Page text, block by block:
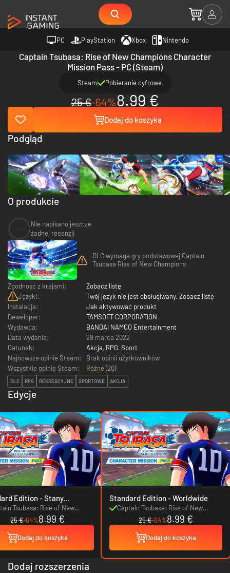
PC PlayStation Xbox Nintendo
Captain Tsubasa: Rise of New Champions Character
Mission Pass - PC (Steam)
Steam Pobieranie cyfrowe
25 €-64%8.99 €
Dodaj do koszyka
O produkcie
Nie napisano jeszcze
żadnej recenzji
DLC wymaga gry podstawowej Captain
Tsubasa Rise of New Champions
Zgodność z krajami:
Zobacz listę
Języki:
Twój język nie jest obsługiwany. Zobacz listę
Instalacja:
Jak aktywować produkt
Deweloper:
TAMSOFT CORPORATION
Wydawca:
BANDAI NAMCO Entertainment
Data wydania:
29 marca 2022
Gatunek:
Akcja, RPG, Sport
Najnowsze opinie Steam:
Brak opinii użytkowników
Wszystkie opinie Steam:
Różne (20)
DLC RPG REKREACYJNE SPORTOWE AKCJA
Edycje
Edition - Stany
Tsubasa: Rise of New
Character Mission Pass
25 €-64%8.99 €
Dodaj do koszyka
Standard Edition - Worldwide
Captain Tsubasa: Rise of New
Champions Character Mission Pass
25 €-64%8.99 €
Dodaj do koszyka
Dodaj rozszerzenia
Podgląd